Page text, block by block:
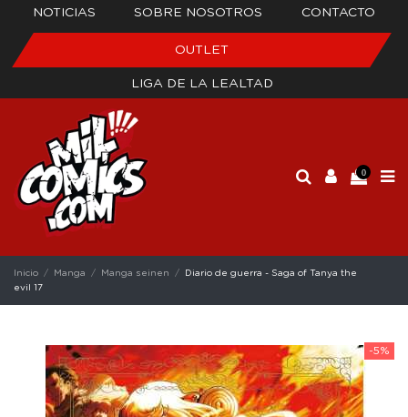
NOTICIAS SOBRE NOSOTROS CONTACTO
OUTLET
LIGA DE LA LEALTAD
0
Inicio Manga Manga seinen
Diario de guerra - Saga of Tanya the
evil 17
-5%